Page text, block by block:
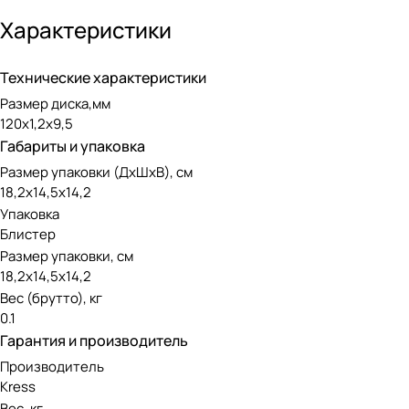
Характеристики
Технические характеристики
Размер диска,мм
120х1,2х9,5
Габариты и упаковка
Размер упаковки (ДxШxВ), см
18,2х14,5х14,2
Упаковка
Блистер
Размер упаковки, см
18,2х14,5х14,2
Вес (брутто), кг
0.1
Гарантия и производитель
Производитель
Kress